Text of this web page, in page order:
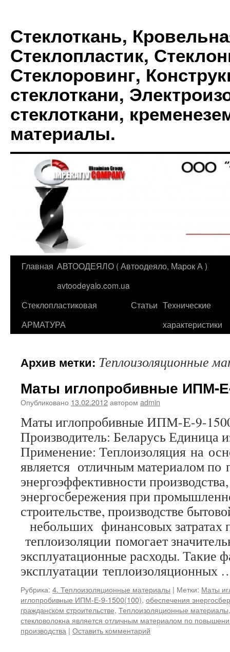
Стеклоткань,
Стеклопластик,
Стеклоровинг,
стеклоткани,
стеклоткани,
материалы.
Перейти
содержимому
Главная АВТООДЕЯЛО ( Автоодеяло, Марок А )
avtoodeyalo.com.ua
Стеклопластиковая
АРМАТУРА
Статьи Технические
характеристики
Архив метки: Теплоизоляционные
Маты иглопробивные ИПМ-
Опубликовано 13.02.2012автором admin
Маты иглопробивные ИПМ-Е-9-
Производитель: Беларусь Единица
Применение: Теплоизоляция на
является отличным материалом
энергоэффективности
энергосбережения при
строительстве, производстве
небольших финансовых затратах
теплоизоляции помогает
эксплуатационные расходы. Такие
эксплуатации теплоизоляционных
Рубрика: 4. Теплоизоляционные материалы | Метки: Маты
иглопробивные ИПМ-Е-9-1500(100), обеспечения
гражданском строительстве, Теплоизоляционные материалы
стекловолокна является отличным материалом по
производства | Оставить комментарий